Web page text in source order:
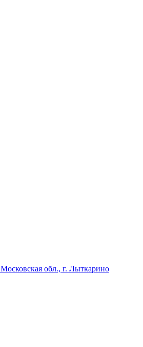
Московская обл., г. Лыткарино